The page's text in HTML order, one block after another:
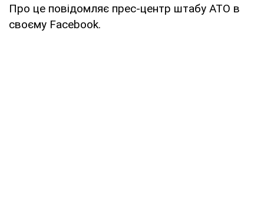
Про це повідомляє прес-центр штабу АТО в
своєму Facebook.